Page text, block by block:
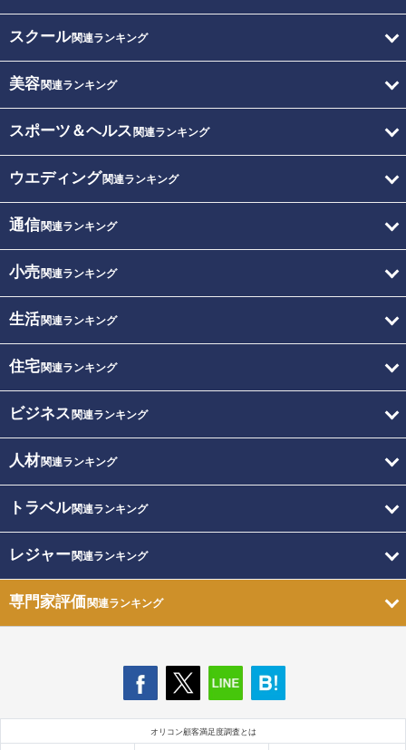
スクール関連ランキング
美容関連ランキング
スポーツ＆ヘルス 関連ランキング
ウエディング関連ランキング
通信関連ランキング
小売関連ランキング
生活関連ランキング
住宅関連ランキング
ビジネス 関連ランキング
人材関連ランキング
トラベル関連ランキング
レジャー関連ランキング
専門家評価関連ランキング
オリコン顧客満足度調査とは